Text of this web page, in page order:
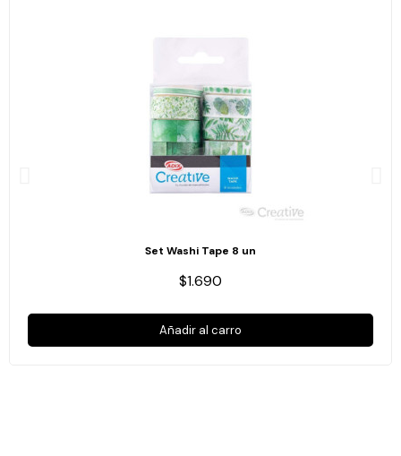
Set Washi Tape 8 un
$1.690
Añadir al carro